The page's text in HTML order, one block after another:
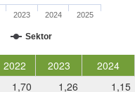
Sektor
2023 2024 2025
2022 2023
2024
1,70 1,26 1,15